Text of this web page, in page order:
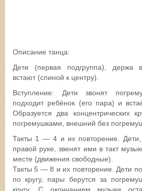
Описание танца:
Дети (первая подгруппа), держа
встают (спиной к центру).
Вступление: Дети звонят
подходит ребёнок (его пара) и
Образуется два концентрических
погремушками, внешний без
Такты 1 — 4 и их повторение.
правой руке, звенят ими в такт
месте (движения свободные).
Такты 5 — 8 и их повторение. Дети
по кругу, пары берутся за
кругу. С окончанием музыки